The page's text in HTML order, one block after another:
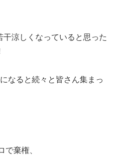
涼しくなっていると思った
なると続々と皆さん集まっ
で棄権、